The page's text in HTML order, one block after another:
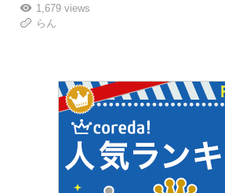
1,679 views
らん